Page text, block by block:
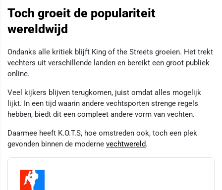
Toch groeit de populariteit
wereldwijd
Ondanks alle kritiek blijft King of the Streets groeien. Het trekt
vechters uit verschillende landen en bereikt een groot publiek
online.
Veel kijkers blijven terugkomen, juist omdat alles mogelijk
lijkt. In een tijd waarin andere vechtsporten strenge regels
hebben, biedt dit een compleet andere vorm van vechten.
Daarmee heeft K.O.T.S, hoe omstreden ook, toch een plek
gevonden binnen de moderne vechtwereld.